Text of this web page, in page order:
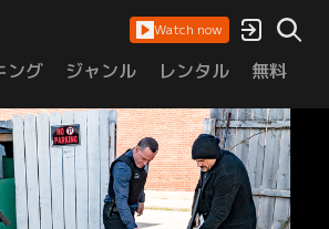
Watch now
ング ジャンル レンタル 無料